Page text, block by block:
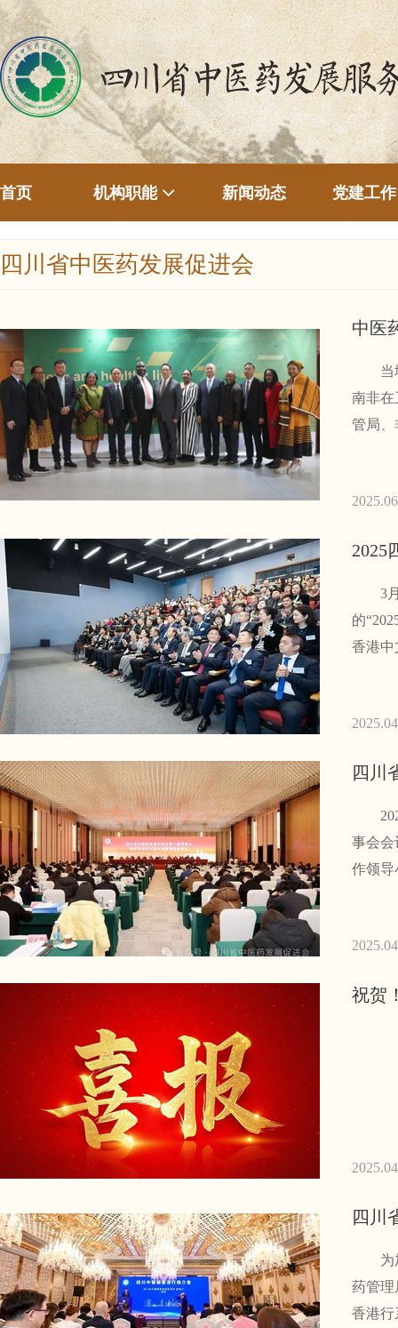
首页 机构职能 新闻动态 党建工作
四川省中医药发展促进会
中医
当地
南非在
管局、
2025
3月
的
香港中
2024
事会
作领导
祝贺
四川
为加
药管理
香港